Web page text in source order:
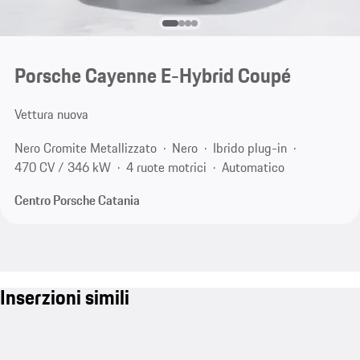
Porsche Cayenne E-Hybrid Coupé
Vettura nuova
Nero Cromite Metallizzato
Nero
Ibrido plug-in
470 CV / 346 kW
4 ruote motrici
Automatico
Centro Porsche Catania
Inserzioni simili